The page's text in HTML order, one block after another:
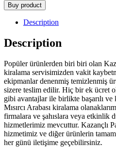
Buy product
Description
Description
Popüler ürünlerden biri biri olan
kiralama servisimizden vakit
ekipmanlar denenmiş temizlenmiş
sizere teslim edilir. Hiç bir ek ücret
gibi avantajlar ile birlikte başarılı ve
Mısırcı Arabası kiralama
firmalara ve şahıslara veya etkinlik
hizmetlerimiz mevcuttur. Kazançlı
hizmetimiz ve diğer ürünlerin
her günü iletişime geçebilirsiniz.